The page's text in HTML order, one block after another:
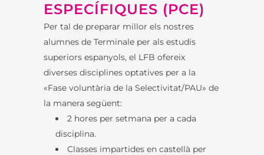
ESPECÍFIQUES (PCE)
Per tal de preparar millor els nostres
alumnes de Terminale per als estudis
superiors espanyols, el LFB ofereix
diverses disciplines optatives per a la
«Fase voluntària de la Selectivitat/PAU» de
la manera següent:
2 hores per setmana per a cada
disciplina.
Classes impartides en castellà per